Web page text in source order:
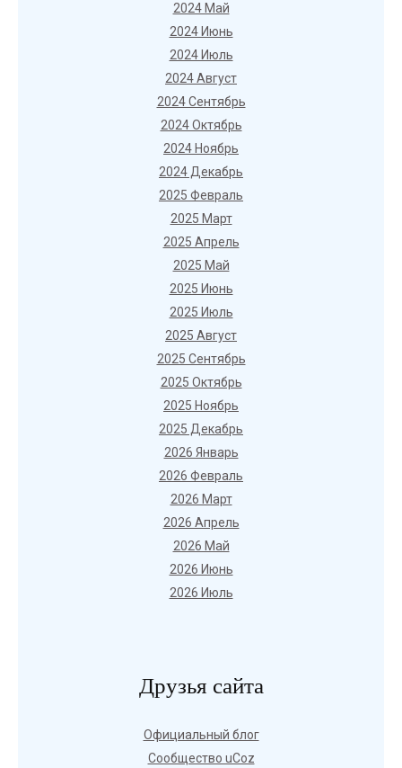
2024 Май
2024 Июнь
2024 Июль
2024 Август
2024 Сентябрь
2024 Октябрь
2024 Ноябрь
2024 Декабрь
2025 Февраль
2025 Март
2025 Апрель
2025 Май
2025 Июнь
2025 Июль
2025 Август
2025 Сентябрь
2025 Октябрь
2025 Ноябрь
2025 Декабрь
2026 Январь
2026 Февраль
2026 Март
2026 Апрель
2026 Май
2026 Июнь
2026 Июль
Друзья сайта
Официальный блог
Сообщество uCoz